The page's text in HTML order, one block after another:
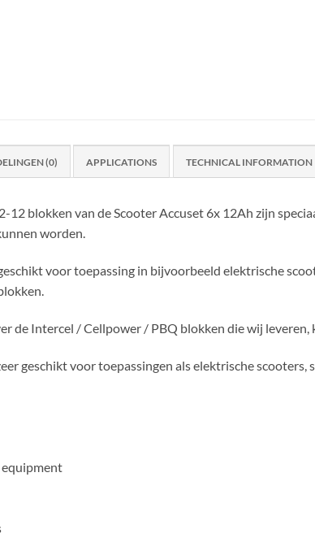
(0) APPLICATIONS TECHNICAL INFORMATION
12 blokken van de Scooter Accuset 6x 12Ah zijn
worden.
voor toepassing in bijvoorbeeld elektrische
de Intercel / Cellpower / PBQ blokken die wij leveren,
geschikt voor toepassingen als elektrische
equipment